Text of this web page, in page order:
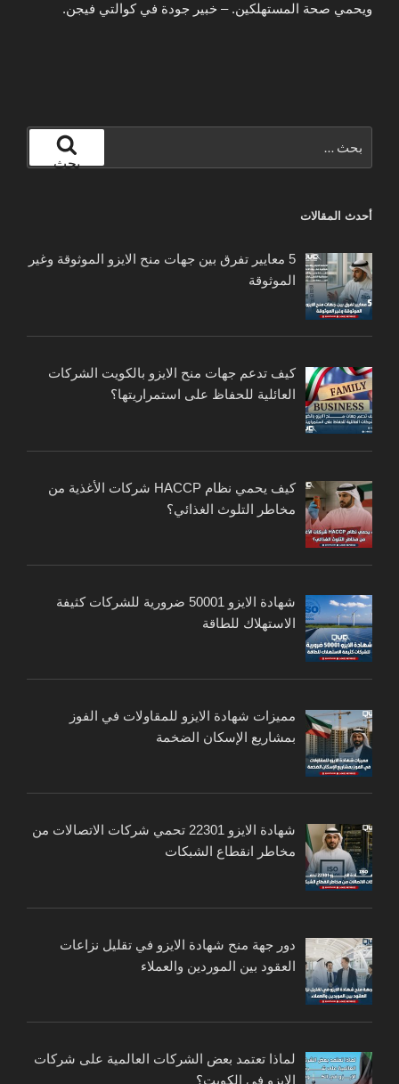
ويحمي صحة المستهلكين. – خبير جودة في كوالتي فيجن.
عن:
بحث
أحدث المقالات
5 معايير تفرق بين جهات منح الايزو الموثوقة وغير
الموثوقة
كيف تدعم جهات منح الايزو بالكويت الشركات
العائلية للحفاظ على استمراريتها؟
كيف يحمي نظام HACCP شركات الأغذية من
مخاطر التلوث الغذائي؟
شهادة الايزو 50001 ضرورية للشركات كثيفة
الاستهلاك للطاقة
مميزات شهادة الايزو للمقاولات في الفوز
بمشاريع الإسكان الضخمة
شهادة الايزو 22301 تحمي شركات الاتصالات من
مخاطر انقطاع الشبكات
دور جهة منح شهادة الايزو في تقليل نزاعات
العقود بين الموردين والعملاء
لماذا تعتمد بعض الشركات العالمية على شركات
الايزو في الكويت؟